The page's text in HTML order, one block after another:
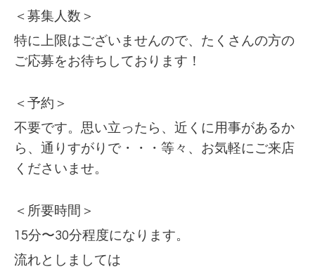
＜募集人数＞
特に上限はございませんので、たくさんの方の
ご応募をお待ちしております！
＜予約＞
不要です。思い立ったら、近くに用事があるか
ら、通りすがりで・・・等々、お気軽にご来店
くださいませ。
＜所要時間＞
15分〜30分程度になります。
流れとしましては